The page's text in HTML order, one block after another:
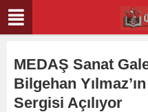
MEDAŞ Sanat
Bilgehan
Sergisi Açılıyor